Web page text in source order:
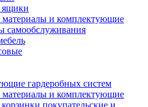
материалы и комплектующие
самообслуживания
гардеробных систем
материалы и комплектующие
покупательские и